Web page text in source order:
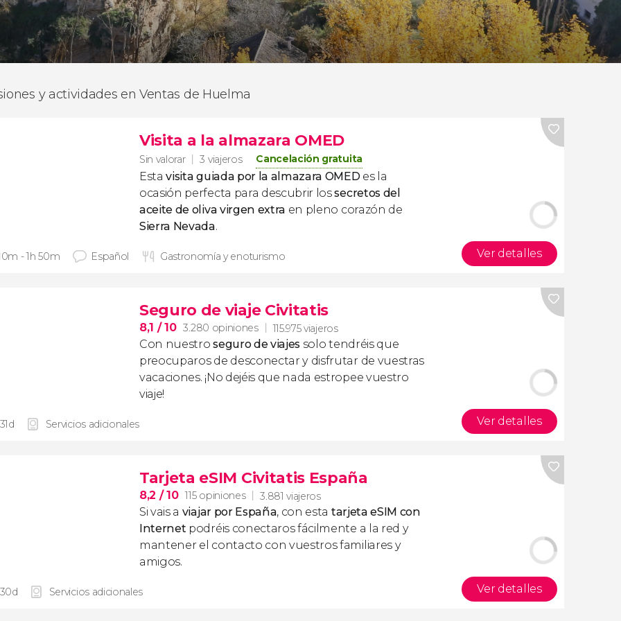
y actividades en Ventas de Huelma
Visita a la almazara OMED
Sin valorar 3 viajeros Cancelación gratuita
Estavisita guiada por la almazara OMED es la
ocasión perfecta para descubrir lossecretos del
aceite de oliva virgen extra en pleno corazón de
Sierra Nevada.
- 1h 50m Español Gastronomía y enoturismo Ver detalles
Seguro de viaje Civitatis
8,1 / 10 3.280 opiniones 115.975 viajeros
Con nuestroseguro de viajes solo tendréis que
preocuparos de desconectar y disfrutar de vuestras
vacaciones. ¡No dejéis que nada estropee vuestro
viaje!
Servicios adicionales Ver detalles
Tarjeta eSIM Civitatis España
8,2 / 10 115 opiniones 3.881 viajeros
Si vais a viajar por España, con esta tarjeta eSIM con
Internet podréis conectaros fácilmente a la red y
mantener el contacto con vuestros familiares y
amigos.
Servicios adicionales Ver detalles